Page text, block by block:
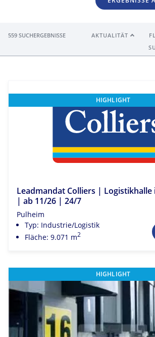
559 SUCHERGEBNISSE AKTUALITÄT
HIGHLIGHT
Leadmandat Colliers | Logistikhalle
| ab 11/26 | 24/7
Pulheim
Typ: Industrie/Logistik
Fläche: 9.071 m2
HIGHLIGHT